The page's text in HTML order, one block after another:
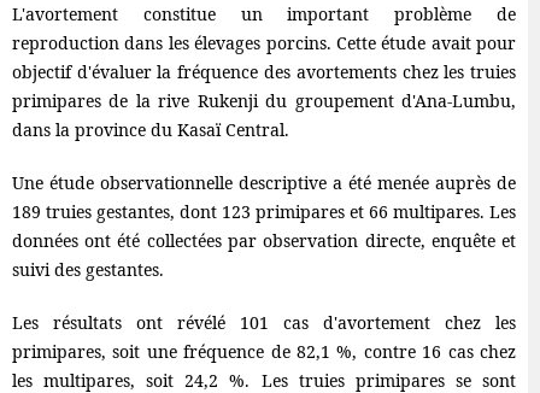
L'avortement constitue un important problème de
reproduction dans les élevages porcins. Cette étude avait pour
objectif d'évaluer la fréquence des avortements chez les truies
primipares de la rive Rukenji du groupement d'Ana-Lumbu,
dans la province du Kasaï Central.
Une étude observationnelle descriptive a été menée auprès de
189 truies gestantes, dont 123 primipares et 66 multipares. Les
données ont été collectées par observation directe, enquête et
suivi des gestantes.
Les résultats ont révélé 101 cas d'avortement chez les
primipares, soit une fréquence de 82,1 %, contre 16 cas chez
les multipares, soit 24,2 %. Les truies primipares se sont